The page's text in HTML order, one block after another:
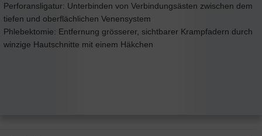
Perforansligatur: Unterbinden von Verbindungsästen zwischen dem
tiefen und oberflächlichen Venensystem
Phlebektomie: Entfernung grösserer, sichtbarer Krampfadern durch
winzige Hautschnitte mit einem Häkchen